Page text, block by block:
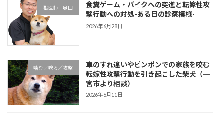
獣医師 奥田
食糞ゲーム・バイクへの突進と転嫁性攻
撃行動への対処-ある日の診察模様-
2026年6月28日
噛む／唸る／攻撃
車のすれ違いやピンポンでの家族を咬む
転嫁性攻撃行動を引き起こした柴犬（一
宮市より相談）
2026年6月11日